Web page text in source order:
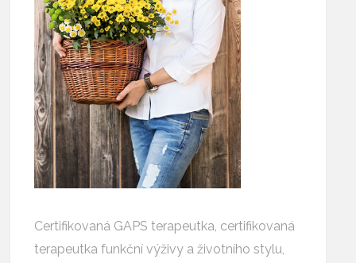
Certifikovaná GAPS terapeutka, certifikovaná
terapeutka funkční výživy a životního stylu,